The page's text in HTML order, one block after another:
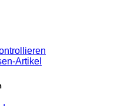
Artikel